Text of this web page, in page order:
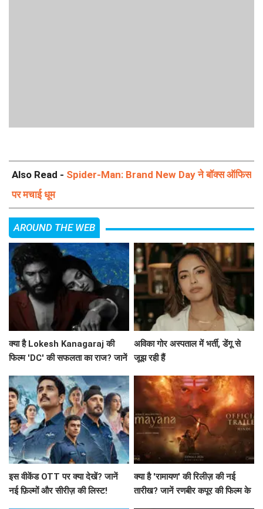
Also Read - Spider-Man: Brand New Day ने बॉक्स ऑफिस
पर मचाई धूम
AROUND THE WEB
क्या है Lokesh Kanagaraj की
फिल्म 'DC' की सफलता का राज? जानें
अविका गोर अस्पताल में भर्ती, डेंगू से
जूझ रही हैं
इस वीकेंड OTT पर क्या देखें? जानें
नई फ़िल्मों और सीरीज़ की लिस्ट!
क्या है 'रामायण' की रिलीज़ की नई
तारीख? जानें रणबीर कपूर की फिल्म के